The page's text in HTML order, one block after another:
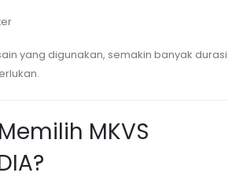
yang digunakan, semakin banyak durasi
MKVS